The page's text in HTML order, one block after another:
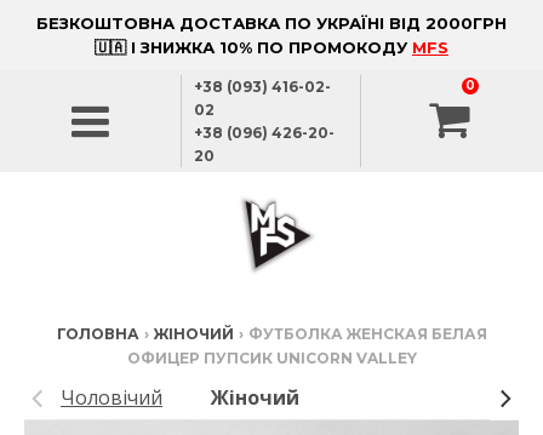
БЕЗКОШТОВНА ДОСТАВКА ПО УКРАЇНІ ВІД 2000ГРН
🇺🇦 І ЗНИЖКА 10% ПО ПРОМОКОДУ MFS
+38 (093) 416-02-
02
+38 (096) 426-20-
20
0
ГОЛОВНА › ЖІНОЧИЙ › ФУТБОЛКА ЖЕНСКАЯ БЕЛАЯ
ОФИЦЕР ПУПСИК UNICORN VALLEY
Чоловічий Жіночий